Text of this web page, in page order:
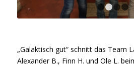
„Galaktisch gut“ schnitt das Team
Alexander B., Finn H. und Ole L.